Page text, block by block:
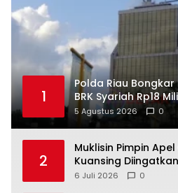
1
Polda Riau Bongkar
BRK Syariah Rp18
Tersangka Resmi
5 Agustus 2026 0
2
Muklisin Pimpin
Kuansing
Fokus Layani Rakyat!
6 Juli 2026 0